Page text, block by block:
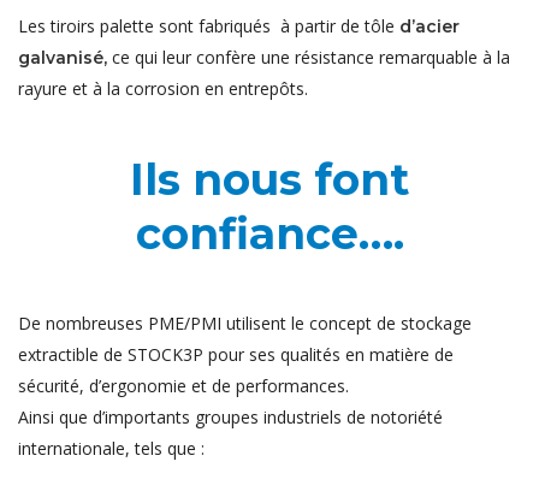
Les tiroirs palette sont fabriqués à partir de tôle d’acier
galvanisé, ce qui leur confère une résistance remarquable à la
rayure et à la corrosion en entrepôts.
Ils nous font
confiance….
De nombreuses PME/PMI utilisent le concept de stockage
extractible de STOCK3P pour ses qualités en matière de
sécurité, d’ergonomie et de performances.
Ainsi que d’importants groupes industriels de notoriété
internationale, tels que :